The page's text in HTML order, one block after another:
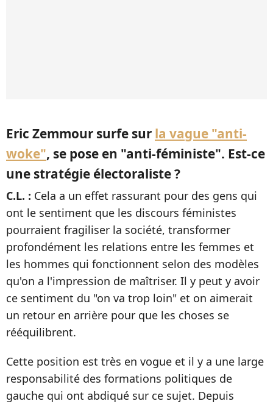
Eric Zemmour surfe sur la vague "anti-
woke", se pose en "anti-féministe". Est-ce
une stratégie électoraliste ?
C.L. : Cela a un effet rassurant pour des gens qui
ont le sentiment que les discours féministes
pourraient fragiliser la société, transformer
profondément les relations entre les femmes et
les hommes qui fonctionnent selon des modèles
qu'on a l'impression de maîtriser. Il y peut y avoir
ce sentiment du "on va trop loin" et on aimerait
un retour en arrière pour que les choses se
rééquilibrent.
Cette position est très en vogue et il y a une large
responsabilité des formations politiques de
gauche qui ont abdiqué sur ce sujet. Depuis